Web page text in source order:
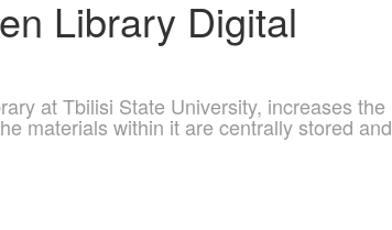
Library Digital
at Tbilisi State University, increases the
materials within it are centrally stored and